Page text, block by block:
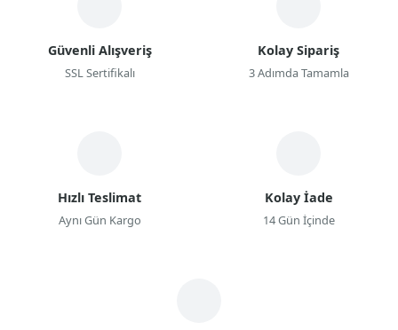
Güvenli Alışveriş
SSL Sertifikalı
Kolay Sipariş
3 Adımda Tamamla
Hızlı Teslimat
Aynı Gün Kargo
Kolay İade
14 Gün İçinde